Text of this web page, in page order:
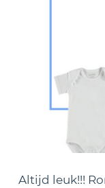
Altijd leuk!!!